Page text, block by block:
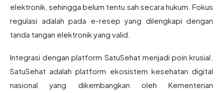
elektronik, sehingga belum tentu sah secara hukum. Fokus
regulasi adalah pada e-resep yang dilengkapi dengan
tanda tangan elektronik yang valid.
Integrasi dengan platform SatuSehat menjadi poin krusial.
SatuSehat adalah platform ekosistem kesehatan digital
nasional yang dikembangkan oleh Kementerian